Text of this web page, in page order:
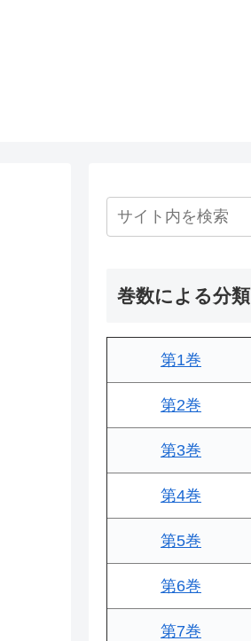
巻数による分類
第1巻
第2巻
第3巻
第4巻
第5巻
第6巻
第7巻